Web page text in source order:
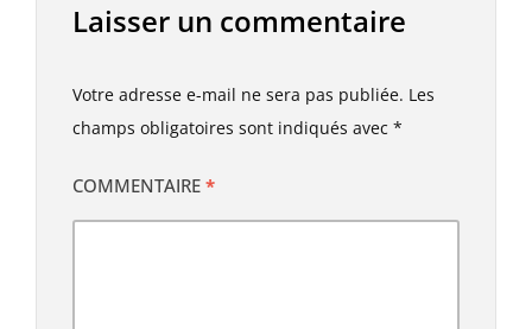
Laisser un commentaire
Votre adresse e-mail ne sera pas publiée. Les
champs obligatoires sont indiqués avec *
COMMENTAIRE *